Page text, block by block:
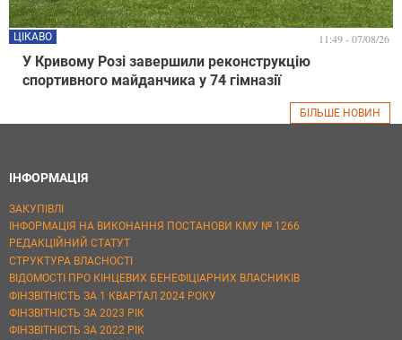
У Кривому Розі завершили реконструкцію
спортивного майданчика у 74 гімназії
ЦІКАВО 11:49 - 07/08/26
БІЛЬШЕ НОВИН
ІНФОРМАЦІЯ
ЗАКУПІВЛІ
ІНФОРМАЦІЯ НА ВИКОНАННЯ ПОСТАНОВИ КМУ № 1266
РЕДАКЦІЙНИЙ СТАТУТ
СТРУКТУРА ВЛАСНОСТІ
ВІДОМОСТІ ПРО КІНЦЕВИХ БЕНЕФІЦІАРНИХ ВЛАСНИКІВ
ФІНЗВІТНІСТЬ ЗА 1 КВАРТАЛ 2024 РОКУ
ФІНЗВІТНІСТЬ ЗА 2023 РІК
ФІНЗВІТНІСТЬ ЗА 2022 РІК